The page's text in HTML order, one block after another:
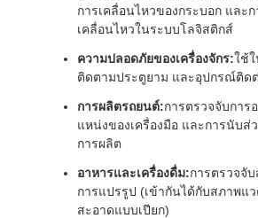
การเคลื่อนไหวของกระบอก และ
เคลื่อนไหวในระบบโลจิสติกส์
ความปลอดภัยของเครื่องจักร:ใช้
ติดตามประตูยาม และอุปกรณ์ติด
การผลิตรถยนต์:การตรวจจับการ
แหน่งของเครื่องมือ และการนับส่
การผลิต
อาหารและเครื่องดื่ม:การตรวจจั
การแปรรูป (เข้ากันได้กับสภาพแ
สะอาดแบบเปียก)